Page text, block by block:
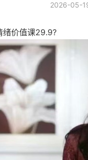
2026-05-
绪价值课29.9?